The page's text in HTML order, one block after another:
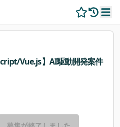
Vue.js】AI駆動開発案件